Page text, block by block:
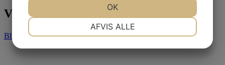
Vores partnere
Bliv partner
AFVIS ALLE
OK